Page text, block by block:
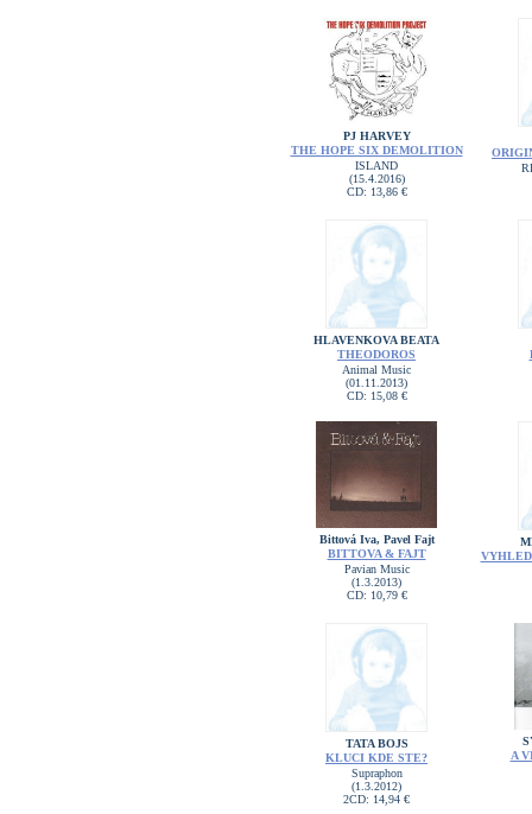
PJ HARVEY
THE HOPE SIX DEMOLITION
ISLAND
(15.4.2016)
CD: 13,86 €
HLAVENKOVA BEATA
THEODOROS
Animal Music
(01.11.2013)
CD: 15,08 €
Bittová Iva, Pavel Fajt
BITTOVA & FAJT
Pavian Music
(1.3.2013)
CD: 10,79 €
TATA BOJS
KLUCI KDE STE?
Supraphon
(1.3.2012)
2CD: 14,94 €
A